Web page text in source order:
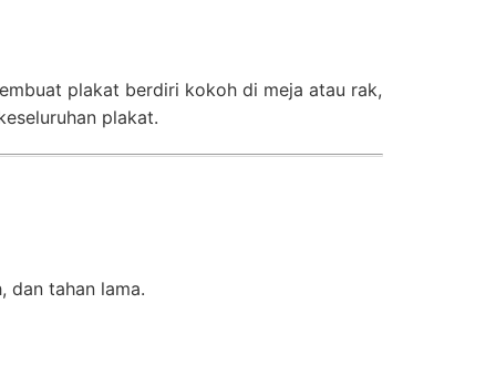
plakat berdiri kokoh di meja atau rak,
plakat.
dan tahan lama.